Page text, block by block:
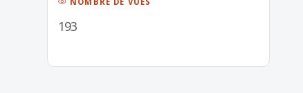
193